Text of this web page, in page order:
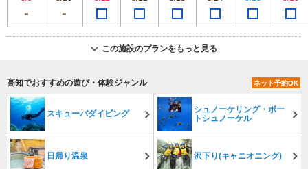
この施設のプランをもっと見る
高知でおすすめの遊び・体験ジャンル ネット予約OK
スキューバダイビング
シュノーケリング・ボー
トシュノーケル
日帰り温泉 沢下り(キャニオニング)